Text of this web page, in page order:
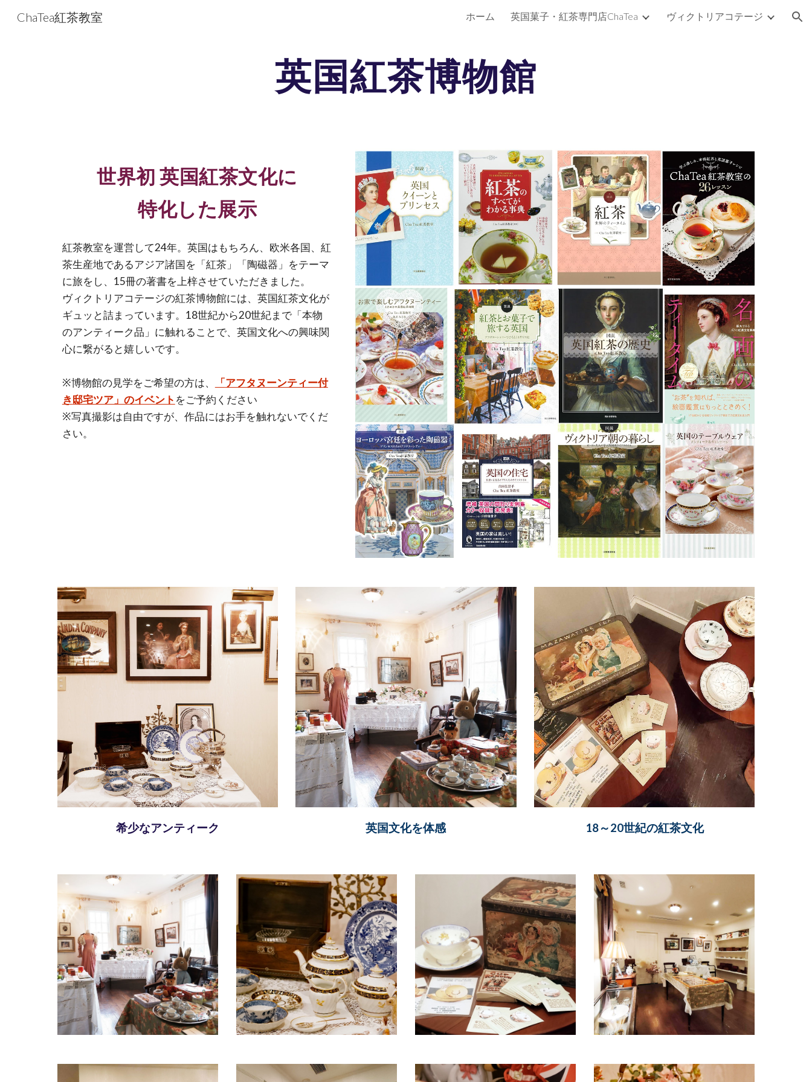
Skip to navigation
ChaTea紅茶教室 ホーム 英国菓子・紅茶専門店ChaTea ヴィクトリアコテージ
英国紅茶博物館
世界初 英国紅茶文化に
特化した展示
紅茶教室を運営して24年。英国はもちろん、欧米各国、紅
茶生産地であるアジア諸国を「紅茶」「陶磁器」をテーマ
に旅をし、15冊の著書を上梓させていただきました。
ヴィクトリアコテージの紅茶博物館には、英国紅茶文化が
ギュッと詰まっています。18世紀から20世紀まで「本物
のアンティーク品」に触れることで、英国文化への興味関
心に繋がると嬉しいです。
※博物館の見学をご希望の方は、 「アフタヌーンティー付
き邸宅ツア」のイベント をご予約ください
※写真撮影は自由ですが、作品にはお手を触れないでくだ
さい。
希少なアンティーク 英国文化を体感 18～20世紀の紅茶文化